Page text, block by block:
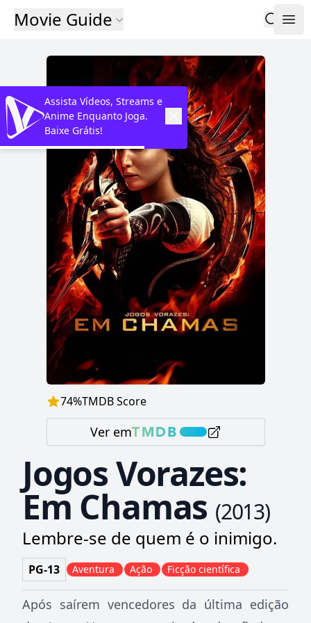
Movie Guide
74%TMDB Score
Ver em
Jogos Vorazes:
Em Chamas (2013)
Lembre-se de quem é o inimigo.
PG-13 Aventura Ação Ficção científica
Após saírem vencedores da última edição
Assista Vídeos, Streams e
Anime Enquanto Joga.
Baixe Grátis!